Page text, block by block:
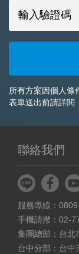
所有方案因個人條
表單送出前請詳閱
聯絡我們
服務專線：
手機請撥：02-
集團總部：台北
台中分部：台中